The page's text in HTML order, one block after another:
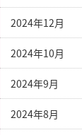
2024年12月
2024年10月
2024年9月
2024年8月